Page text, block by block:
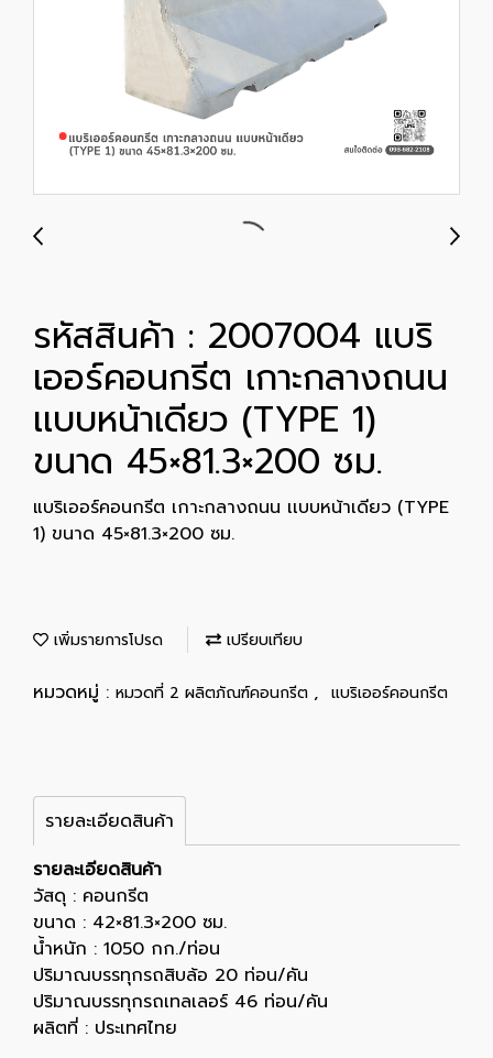
รหัสสินค้า : 2007004 แบริ
เออร์คอนกรีต เกาะกลางถนน
เเบบหน้าเดียว (TYPE 1)
ขนาด 45×81.3×200 ซม.
แบริเออร์คอนกรีต เกาะกลางถนน เเบบหน้าเดียว (TYPE
1) ขนาด 45×81.3×200 ซม.
เพิ่มรายการโปรด เปรียบเทียบ
หมวดหมู่ : หมวดที่ 2 ผลิตภัณฑ์คอนกรีต , แบริเออร์คอนกรีต
รายละเอียดสินค้า
รายละเอียดสินค้า
วัสดุ : คอนกรีต
ขนาด : 42×81.3×200 ซม.
น้ำหนัก : 1050 กก./ท่อน
ปริมาณบรรทุกรถสิบล้อ 20 ท่อน/คัน
ปริมาณบรรทุกรถเทลเลอร์ 46 ท่อน/คัน
ผลิตที่ : ประเทศไทย